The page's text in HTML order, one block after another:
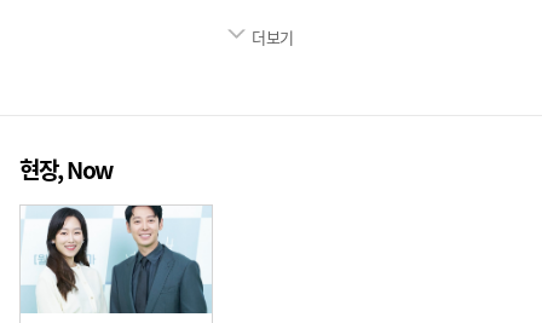
SBS [낭만닥터 김사부]의 윤서정 역으로 대세 배우로 떠올랐다.
연기한다.
더보기
현장, Now